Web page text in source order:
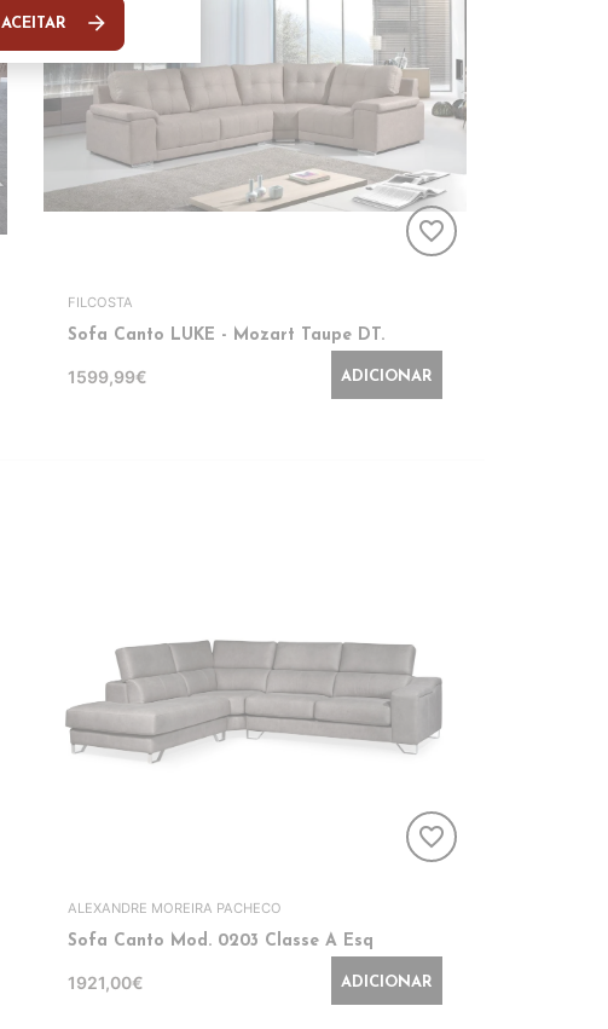
favorite_border
FILCOSTA
Sofa Canto LUKE - Mozart Taupe DT.
1599,99€ ADICIONAR
favorite_border
ALEXANDRE MOREIRA PACHECO
Sofa Canto Mod. 0203 Classe A Esq
1921,00€ ADICIONAR
ACEITAR arrow_forward